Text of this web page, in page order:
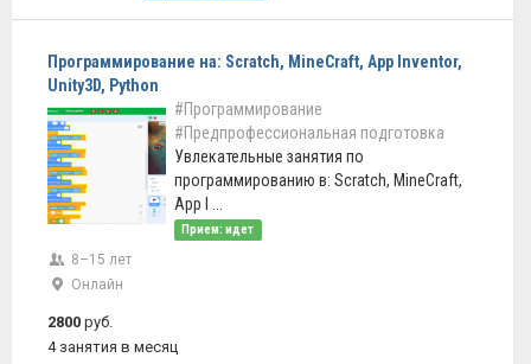
Программирование на: Scratch, MineCraft, App Inventor,
Unity3D, Python
#Программирование
#Предпрофессиональная подготовка
Увлекательные занятия по
программированию в: Scratch, MineCraft,
App I ...
Прием: идет
8–15 лет
Онлайн
2800 руб.
4 занятия в месяц